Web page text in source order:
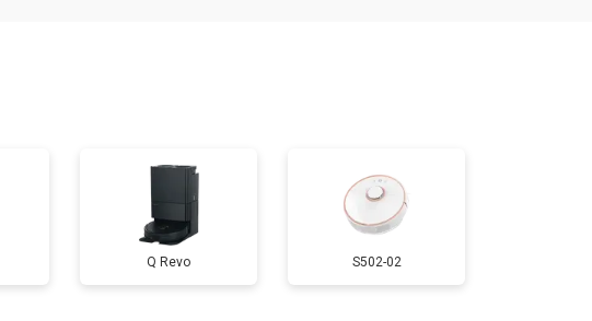
Q Revo S502-02